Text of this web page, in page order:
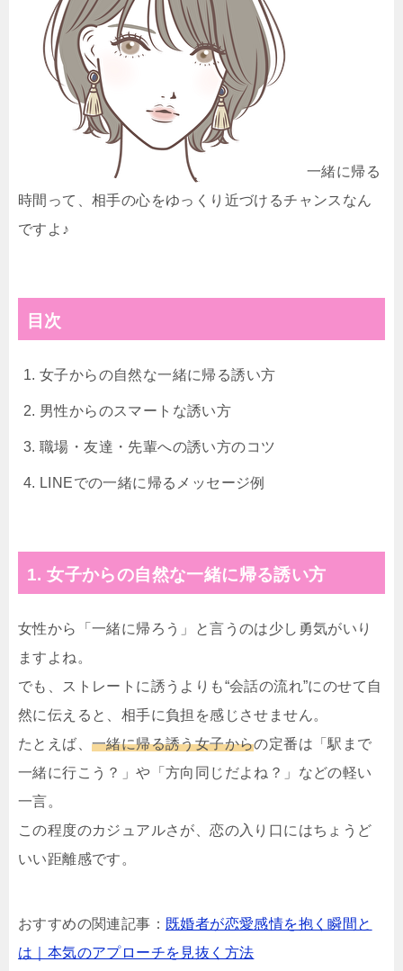
一緒に帰る
時間って、相手の心をゆっくり近づけるチャンスなん
ですよ♪
目次
女子からの自然な一緒に帰る誘い方
男性からのスマートな誘い方
職場・友達・先輩への誘い方のコツ
LINEでの一緒に帰るメッセージ例
1. 女子からの自然な一緒に帰る誘い方
女性から「一緒に帰ろう」と言うのは少し勇気がいり
ますよね。
でも、ストレートに誘うよりも“会話の流れ”にのせて自
然に伝えると、相手に負担を感じさせません。
たとえば、 一緒に帰る誘う女子からの定番は「駅まで
一緒に行こう？」や「方向同じだよね？」などの軽い
一言。
この程度のカジュアルさが、恋の入り口にはちょうど
いい距離感です。
おすすめの関連記事： 既婚者が恋愛感情を抱く瞬間と
は｜本気のアプローチを見抜く方法